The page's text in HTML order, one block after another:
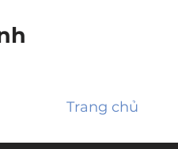
Trang chủ